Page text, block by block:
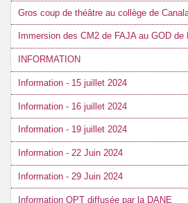
Gros coup de théâtre au collège de
Immersion des CM2 de FAJA au GOD de
INFORMATION
Information - 15 juillet 2024
Information - 16 juillet 2024
Information - 19 juillet 2024
Information - 22 Juin 2024
Information - 29 Juin 2024
Information OPT diffusée par la DANE